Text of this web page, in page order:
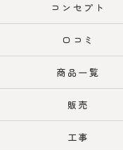
コンセプト
口コミ
商品一覧
販売
工事